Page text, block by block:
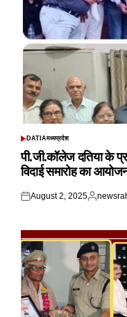
POSTED
IN
DATIAमध्यप्रदेश
पी.जी.कॉलेज दतिया के
विदाई समारोह का
Posted
August 2, 2025
Posted